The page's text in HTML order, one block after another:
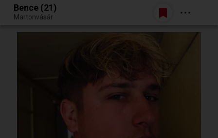
Egy jó randiból bármi lehet.
Belépés
Bence (21)
Martonvásár